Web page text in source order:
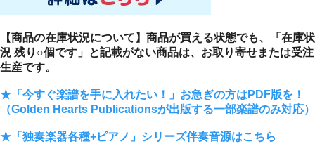
【商品の在庫状況について】商品が買える状態でも、「在庫状
況 残り○個です」と記載がない商品は、お取り寄せまたは受注
生産です。
★「今すぐ楽譜を手に入れたい！」お急ぎの方はPDF版を！
（Golden Hearts Publicationsが出版する一部楽譜のみ対応）
★「独奏楽器各種+ピアノ」シリーズ伴奏音源はこちら